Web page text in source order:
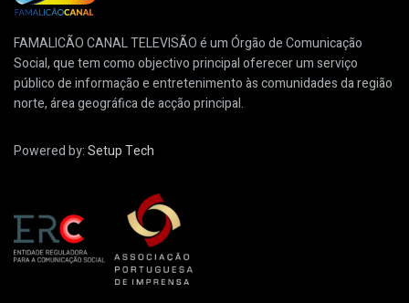
FAMALICÃO CANAL TELEVISÃO é um Órgão de Comunicação
Social, que tem como objectivo principal oferecer um serviço
público de informação e entretenimento às comunidades da região
norte, área geográfica de acção principal.
Powered by:Setup Tech